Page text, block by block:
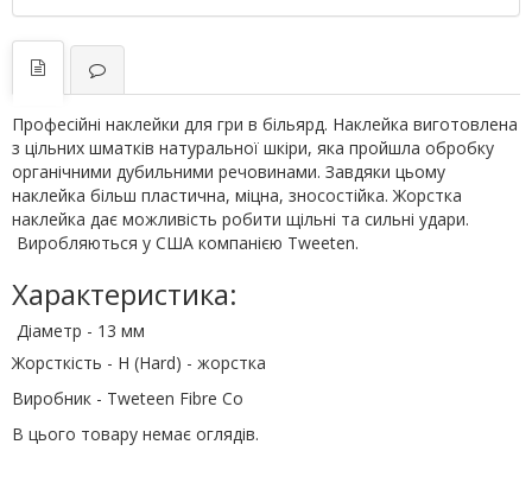
Професійні наклейки для гри в більярд. Наклейка виготовлена
з цільних шматків натуральної шкіри, яка пройшла обробку
органічними дубильними речовинами. Завдяки цьому
наклейка більш пластична, міцна, зносостійка. Жорстка
наклейка дає можливість робити щільні та сильні удари.
Виробляються у США компанією Tweeten.
Характеристика:
Діаметр - 13 мм
Жорсткість - H (Hard) - жорстка
Виробник - Tweteen Fibre Co
В цього товару немає оглядів.